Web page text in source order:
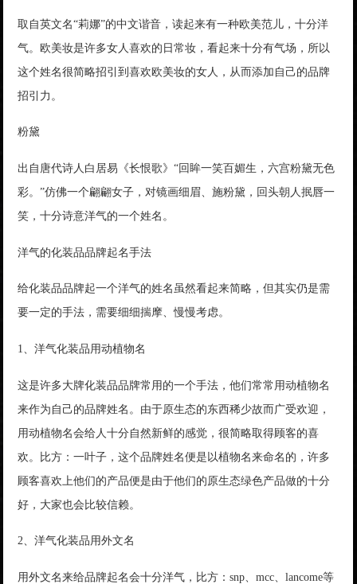
取自英文名“莉娜”的中文谐音，读起来有一种欧美范儿，十分洋
气。欧美妆是许多女人喜欢的日常妆，看起来十分有气场，所以
这个姓名很简略招引到喜欢欧美妆的女人，从而添加自己的品牌
招引力。
粉黛
出自唐代诗人白居易《长恨歌》“回眸一笑百媚生，六宫粉黛无色
彩。”仿佛一个翩翩女子，对镜画细眉、施粉黛，回头朝人抿唇一
笑，十分诗意洋气的一个姓名。
洋气的化装品品牌起名手法
给化装品品牌起一个洋气的姓名虽然看起来简略，但其实仍是需
要一定的手法，需要细细揣摩、慢慢考虑。
1、洋气化装品用动植物名
这是许多大牌化装品品牌常用的一个手法，他们常常用动植物名
来作为自己的品牌姓名。由于原生态的东西稀少故而广受欢迎，
用动植物名会给人十分自然新鲜的感觉，很简略取得顾客的喜
欢。比方：一叶子，这个品牌姓名便是以植物名来命名的，许多
顾客喜欢上他们的产品便是由于他们的原生态绿色产品做的十分
好，大家也会比较信赖。
2、洋气化装品用外文名
用外文名来给品牌起名会十分洋气，比方：snp、mcc、lancome等